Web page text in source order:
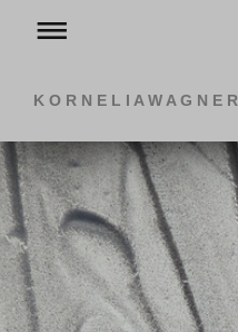
K O R N E L I A W A G N E R